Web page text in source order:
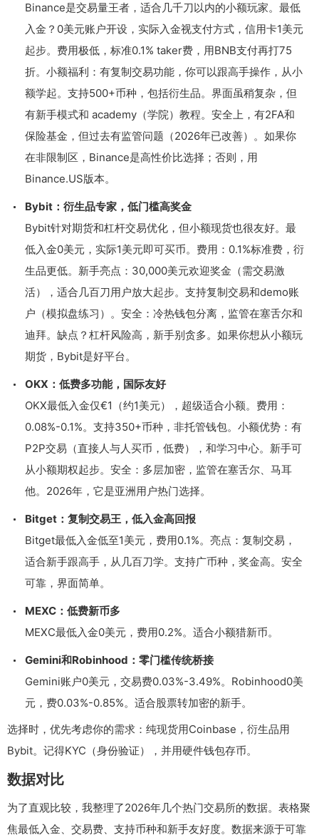
Binance是交易量王者，适合几千刀以内的小额玩家。最低
入金？0美元账户开设，实际入金视支付方式，信用卡1美元
起步。费用极低，标准0.1% taker费，用BNB支付再打75
折。小额福利：有复制交易功能，你可以跟高手操作，从小
额学起。支持500+币种，包括衍生品。界面虽稍复杂，但
有新手模式和 academy（学院）教程。安全上，有2FA和
保险基金，但过去有监管问题（2026年已改善）。如果你
在非限制区，Binance是高性价比选择；否则，用
Binance.US版本。
Bybit：衍生品专家，低门槛高奖金
Bybit针对期货和杠杆交易优化，但小额现货也很友好。最
低入金0美元，实际1美元即可买币。费用：0.1%标准费，衍
生品更低。新手亮点：30,000美元欢迎奖金（需交易激
活），适合几百刀用户放大起步。支持复制交易和demo账
户（模拟盘练习）。安全：冷热钱包分离，监管在塞舌尔和
迪拜。缺点？杠杆风险高，新手别贪多。如果你想从小额玩
期货，Bybit是好平台。
OKX：低费多功能，国际友好
OKX最低入金仅€1（约1美元），超级适合小额。费用：
0.08%-0.1%。支持350+币种，非托管钱包。小额优势：有
P2P交易（直接人与人买币，低费），和学习中心。新手可
从小额期权起步。安全：多层加密，监管在塞舌尔、马耳
他。2026年，它是亚洲用户热门选择。
Bitget：复制交易王，低入金高回报
Bitget最低入金低至1美元，费用0.1%。亮点：复制交易，
适合新手跟高手，从几百刀学。支持广币种，奖金高。安全
可靠，界面简单。
MEXC：低费新币多
MEXC最低入金0美元，费用0.2%。适合小额猎新币。
Gemini和Robinhood：零门槛传统桥接
Gemini账户0美元，交易费0.03%-3.49%。Robinhood0美
元，费0.03%-0.85%。适合股票转加密的新手。
选择时，优先考虑你的需求：纯现货用Coinbase，衍生品用
Bybit。记得KYC（身份验证），并用硬件钱包存币。
数据对比
为了直观比较，我整理了2026年几个热门交易所的数据。表格聚
焦最低入金、交易费、支持币种和新手友好度。数据来源于可靠